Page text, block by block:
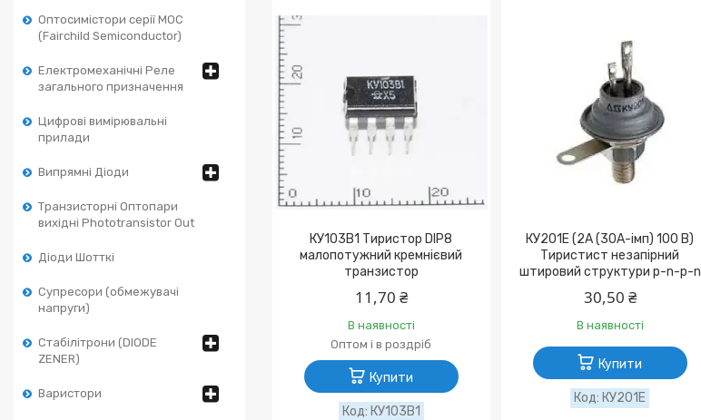
Оптосимістори серії MOC
(Fairchild Semiconductor)
Електромеханічні Реле
загального призначення
Цифрові вимірювальні
прилади
Випрямні Діоди
Транзисторні Оптопари
вихідні Phototransistor Out
Діоди Шотткі
Супресори (обмежувачі
напруги)
Стабілітрони (DIODE
ZENER)
Варистори
КУ103В1 Тиристор DIP8
малопотужний кремнієвий
транзистор
11,70 ₴
В наявності
Оптом і в роздріб
Купити
КУ103В1
КУ201Е (2А (30А-імп) 100 В)
Тиристист незапірний
штировий структури p-n-p-n
30,50 ₴
В наявності
Купити
КУ201Е